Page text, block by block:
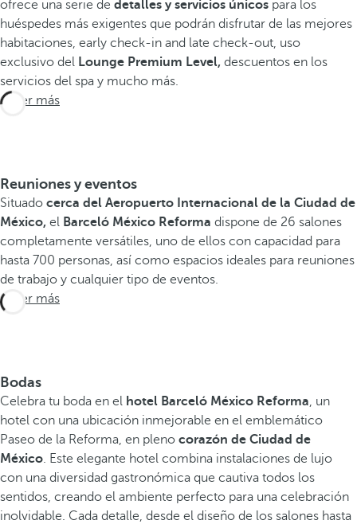
ofrece una serie de detalles y servicios únicos para los
huéspedes más exigentes que podrán disfrutar de las mejores
habitaciones, early check-in and late check-out, uso
exclusivo del Lounge Premium Level, descuentos en los
servicios del spa y mucho más.
Saber más
Reuniones y eventos
Situado cerca del Aeropuerto Internacional de la Ciudad de
México, el Barceló México Reforma dispone de 26 salones
completamente versátiles, uno de ellos con capacidad para
hasta 700 personas, así como espacios ideales para reuniones
de trabajo y cualquier tipo de eventos.
Saber más
Bodas
Celebra tu boda en el hotel Barceló México Reforma, un
hotel con una ubicación inmejorable en el emblemático
Paseo de la Reforma, en pleno corazón de Ciudad de
México. Este elegante hotel combina instalaciones de lujo
con una diversidad gastronómica que cautiva todos los
sentidos, creando el ambiente perfecto para una celebración
inolvidable. Cada detalle, desde el diseño de los salones hasta